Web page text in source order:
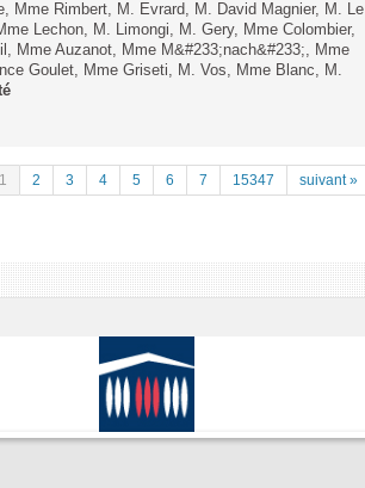
Mme Rimbert, M. Evrard, M. David Magnier, M. Le
Lechon, M. Limongi, M. Gery, Mme Colombier,
Mme Auzanot, Mme M&#233;nach&#233;, Mme
Goulet, Mme Griseti, M. Vos, Mme Blanc, M.
1 2 3 4 5 6 7 15347 suivant »